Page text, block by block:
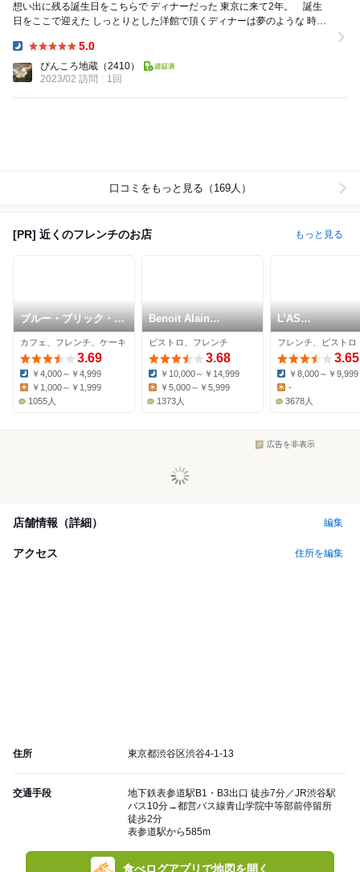
想い出に残る誕生日をこちらで ディナーだった 東京に来て2年。 誕生
日をここで迎えた しっとりとした洋館で頂くディナーは夢のような 時間
5.0
ぴんころ地蔵 （2410）
2023/02 訪問
1回
口コミをもっと見る（169人）
[PR] 近くのフレンチのお店 もっと見る
ブルー・ブリック・ラ
ウンジ
カフェ、フレンチ、ケーキ
3.69
Dinner:
￥4,000～￥4,999
￥1,000～￥1,999
1055人
Benoit Alain
Ducasse
ビストロ、フレンチ
3.68
Dinner:
￥10,000～￥14,999
￥5,000～￥5,999
1373人
L’AS
MINAMIAOYAMA
フレンチ、ビストロ
3.65
Dinner:
￥8,000～￥9,999
-
3678人
広告を非表示
店舗情報（詳細） 編集
アクセス 住所を編集
住所 東京都渋谷区渋谷4-1-13
交通手段
地下鉄表参道駅B1・B3出口 徒歩7分／JR渋谷駅
バス10分→都営バス線青山学院中等部前停留所
徒歩2分
表参道駅から585m
食べログアプリで地図を開く